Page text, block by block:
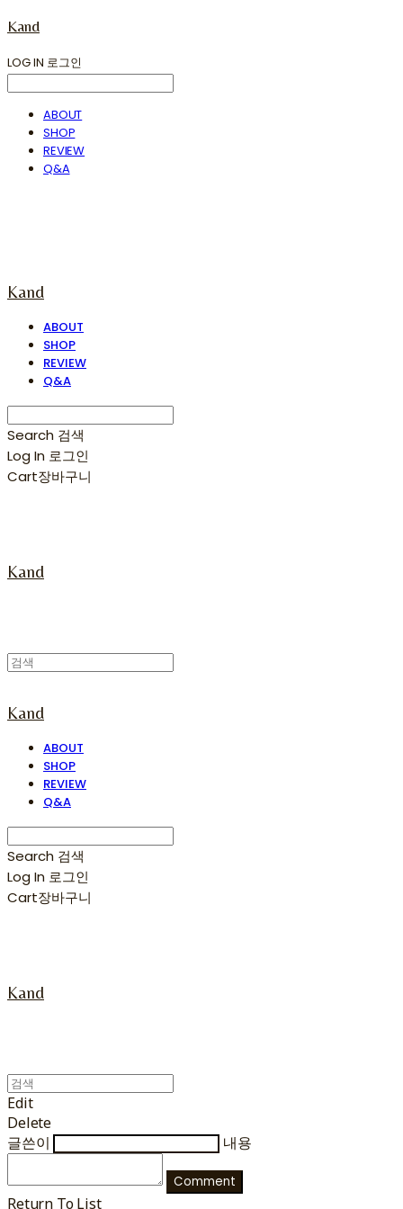
Kand
LOG IN 로그인
ABOUT
SHOP
REVIEW
Q&A
Kand
ABOUT
SHOP
REVIEW
Q&A
Search 검색
Log In 로그인
Cart장바구니
Kand
Kand
ABOUT
SHOP
REVIEW
Q&A
Search 검색
Log In 로그인
Cart장바구니
Kand
Edit
Delete
글쓴이
내용
Comment
Return To List